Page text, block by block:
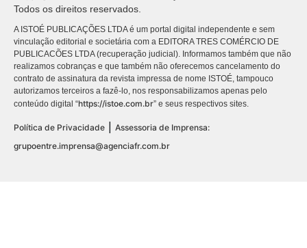
Todos os direitos reservados.
A ISTOÉ PUBLICAÇÕES LTDA é um portal digital independente e sem
vinculação editorial e societária com a EDITORA TRES COMÉRCIO DE
PUBLICACÕES LTDA (recuperação judicial). Informamos também que não
realizamos cobranças e que também não oferecemos cancelamento do
contrato de assinatura da revista impressa de nome ISTOÉ, tampouco
autorizamos terceiros a fazê-lo, nos responsabilizamos apenas pelo
conteúdo digital “https://istoe.com.br” e seus respectivos sites.
Política de Privacidade
Assessoria de Imprensa:
grupoentre.imprensa@agenciafr.com.br